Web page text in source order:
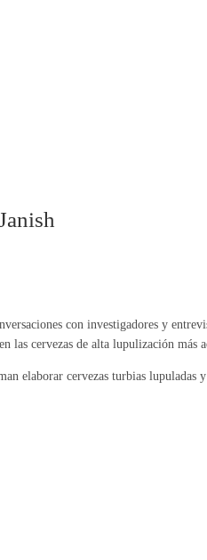
con investigadores y
las cervezas de alta lupulización más
elaborar cervezas turbias